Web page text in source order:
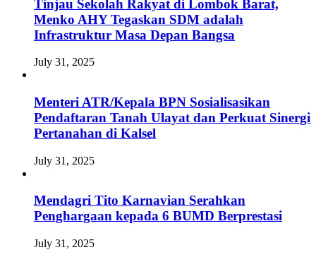
Tinjau Sekolah Rakyat di Lombok Barat,
Menko AHY Tegaskan SDM adalah
Infrastruktur Masa Depan Bangsa
July 31, 2025
Menteri ATR/Kepala BPN Sosialisasikan
Pendaftaran Tanah Ulayat dan Perkuat Sinergi
Pertanahan di Kalsel
July 31, 2025
Mendagri Tito Karnavian Serahkan
Penghargaan kepada 6 BUMD Berprestasi
July 31, 2025